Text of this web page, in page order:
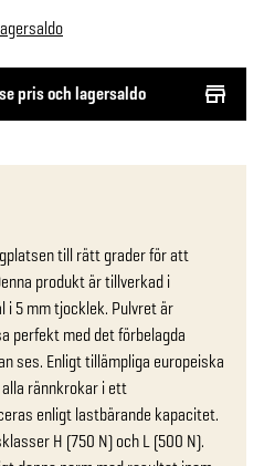
pris och lagersaldo
till rätt grader för att
produkt är tillverkad i
i 5 mm tjocklek. Pulvret är
perfekt med det förbelagda
ses. Enligt tillämpliga europeiska
rännkrokar i ett
enligt lastbärande kapacitet.
H (750 N) och L (500 N).